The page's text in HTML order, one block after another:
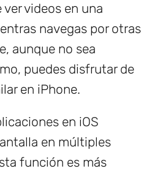
videos en una
navegas por otras
aunque no sea
puedes disfrutar de
en iPhone.
en iOS
en múltiples
función es más